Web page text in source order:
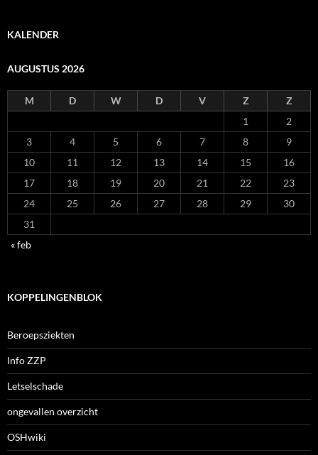
KALENDER
AUGUSTUS 2026
M D W D V Z
Z
1
2
3
4 5 6 7 8
9
10
11 12 13 14 15
16
17
18 19 20 21 22
23
24
25 26 27 28 29
30
31
« feb
KOPPELINGENBLOK
Beroepsziekten
Info ZZP
Letselschade
ongevallen overzicht
OSHwiki